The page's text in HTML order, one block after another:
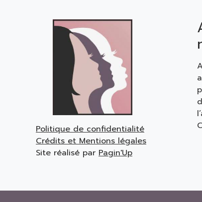
Politique de confidentialité
Crédits et Mentions légales
Site réalisé par Pagin'Up